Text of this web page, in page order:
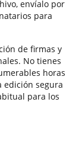
envíalo por
para
de firmas y
No tienes
horas
edición segura
para los